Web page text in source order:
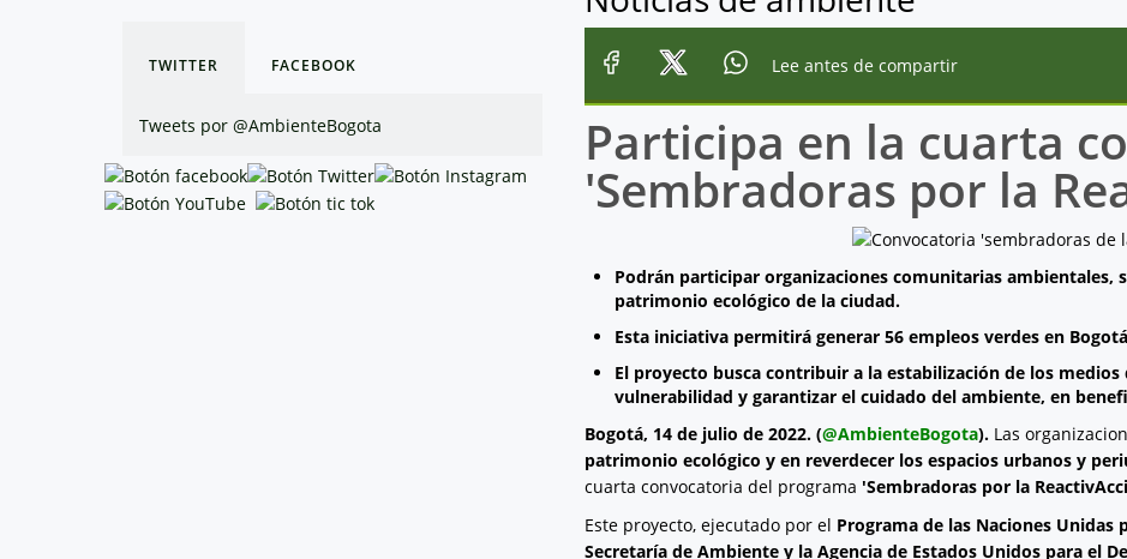
TWITTER FACEBOOK
Tweets por @AmbienteBogota
Lee antes de compartir
Participa en la cuarta
'Sembradoras por la
Podrán participar organizaciones comunitarias ambientales,
patrimonio ecológico de la ciudad.
Esta iniciativa permitirá generar 56 empleos verdes en
El proyecto busca contribuir a la estabilización de los
vulnerabilidad y garantizar el cuidado del ambiente, en
Bogotá, 14 de julio de 2022. (@AmbienteBogota).Las
patrimonio ecológico y en reverdecer los espacios urbanos y
cuarta convocatoria del programa 'Sembradoras por la
Este proyecto, ejecutado por el Programa de las Naciones Unidas
Secretaría de Ambiente y la Agencia de Estados Unidos para el